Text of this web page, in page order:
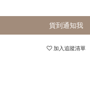
貨到通知我
加入追蹤清單